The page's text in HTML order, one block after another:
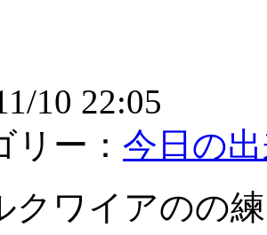
10 22:05
リー： 今日の
クワイアのの